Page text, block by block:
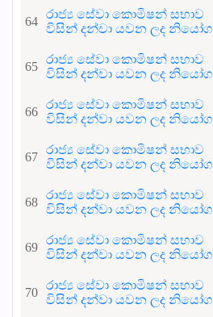
64
රාජ්‍ය සේවා කොමිෂන් සභාව
විසින් දන්වා යවන ලද නියෝග
65
රාජ්‍ය සේවා කොමිෂන් සභාව
විසින් දන්වා යවන ලද නියෝග
66
රාජ්‍ය සේවා කොමිෂන් සභාව
විසින් දන්වා යවන ලද නියෝග
67
රාජ්‍ය සේවා කොමිෂන් සභාව
විසින් දන්වා යවන ලද නියෝග
68
රාජ්‍ය සේවා කොමිෂන් සභාව
විසින් දන්වා යවන ලද නියෝග
69
රාජ්‍ය සේවා කොමිෂන් සභාව
විසින් දන්වා යවන ලද නියෝග
70
රාජ්‍ය සේවා කොමිෂන් සභාව
විසින් දන්වා යවන ලද නියෝග